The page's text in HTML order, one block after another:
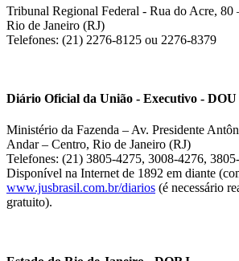
Tribunal Regional Federal - Rua do Acre, 80
Rio de Janeiro (RJ)
Telefones: (21) 2276-8125 ou 2276-8379
Diário Oficial da União - Executivo - DOU
Ministério da Fazenda – Av. Presidente
Andar – Centro, Rio de Janeiro (RJ)
Telefones: (21) 3805-4275, 3008-4276,
Disponível na Internet de 1892 em diante
www.jusbrasil.com.br/diarios (é necessário
gratuito).